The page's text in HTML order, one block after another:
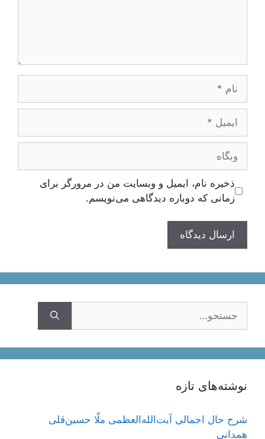
ایمیل
وبگاه
ذخیره نام، ایمیل و وبسایت من در مرورگر برای
زمانی که دوباره دیدگاهی می‌نویسم.
نوشته‌های تازه
شرح حال اجمالی آیت‌الله‌العظمی ملّا حسین‌قلی
همدانی